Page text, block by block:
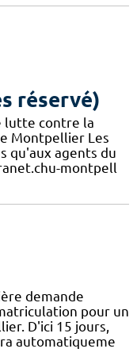
réservé)
lutte contre la
Montpellier Les
qu'aux agents du
montpell
demande
pour un
D'ici 15 jours,
automatiqueme